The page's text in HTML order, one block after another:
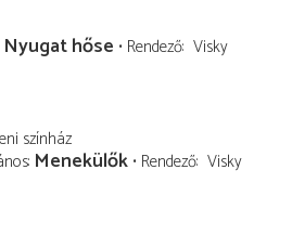
hőse Rendező Visky
színház
Menekülők Rendező Visky